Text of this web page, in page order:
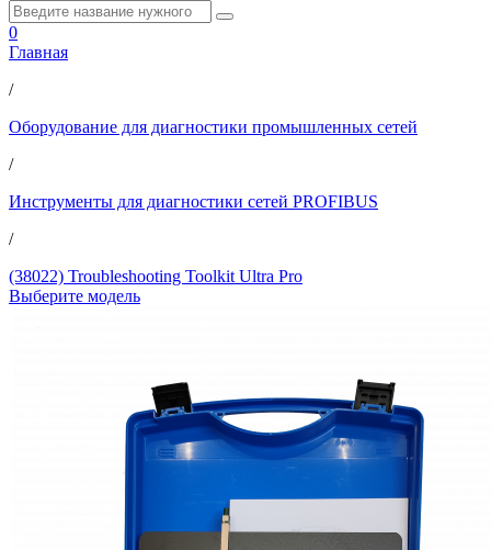
0
Главная
/
Оборудование для диагностики промышленных сетей
/
Инструменты для диагностики сетей PROFIBUS
/
(38022) Troubleshooting Toolkit Ultra Pro
Выберите модель